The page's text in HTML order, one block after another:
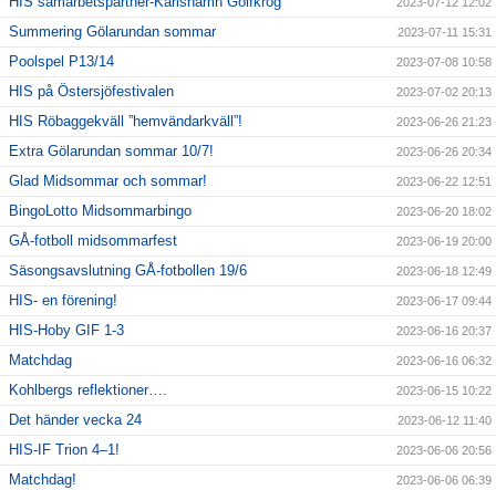
2023-07-12 12:02
Summering Gölarundan sommar 2023-07-11 15:31
Poolspel P13/14 2023-07-08 10:58
HIS på Östersjöfestivalen 2023-07-02 20:13
HIS Röbaggekväll ”hemvändarkväll”! 2023-06-26 21:23
Extra Gölarundan sommar 10/7! 2023-06-26 20:34
Glad Midsommar och sommar! 2023-06-22 12:51
BingoLotto Midsommarbingo 2023-06-20 18:02
GÅ-fotboll midsommarfest 2023-06-19 20:00
Säsongsavslutning GÅ-fotbollen 19/6 2023-06-18 12:49
HIS- en förening! 2023-06-17 09:44
HIS-Hoby GIF 1-3 2023-06-16 20:37
Matchdag 2023-06-16 06:32
Kohlbergs reflektioner…. 2023-06-15 10:22
Det händer vecka 24 2023-06-12 11:40
HIS-IF Trion 4–1! 2023-06-06 20:56
Matchdag! 2023-06-06 06:39